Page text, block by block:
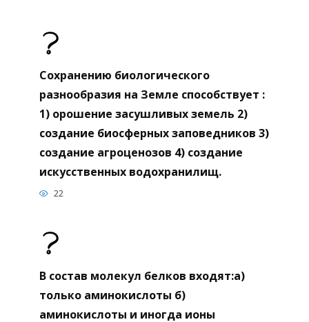
Сохранению биологического
разнообразия на Земле способствует :
1) орошение засушливых земель 2)
создание биосферных заповедников 3)
создание агроценозов 4) создание
искусственных водохранилищ.
22
В состав молекул белков входят:а)
только аминокислоты б)
аминокислоты и иногда ионы